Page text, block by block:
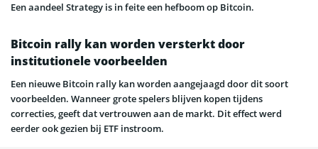
Een aandeel Strategy is in feite een hefboom op Bitcoin.
Bitcoin rally kan worden versterkt door
institutionele voorbeelden
Een nieuwe Bitcoin rally kan worden aangejaagd door dit soort
voorbeelden. Wanneer grote spelers blijven kopen tijdens
correcties, geeft dat vertrouwen aan de markt. Dit effect werd
eerder ook gezien bij ETF instroom.